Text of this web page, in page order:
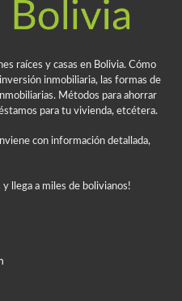
raíces y casas en Bolivia. Cómo
inmobiliaria, las formas de
Métodos para ahorrar
para tu vivienda, etcétera.
con información detallada,
llega a miles de bolivianos!